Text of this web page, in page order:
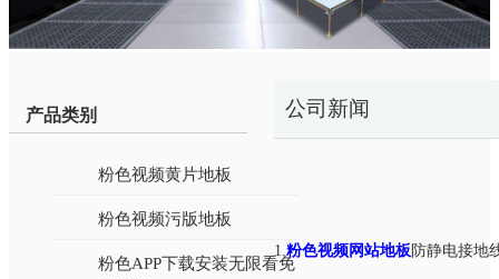
产品类别
粉色视频黄片地板
粉色视频污版地板
粉色APP下载安装无限看免
公司新闻
1. 粉色视频网站地板 防静电接地